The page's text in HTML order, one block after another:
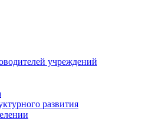
учреждений
развития